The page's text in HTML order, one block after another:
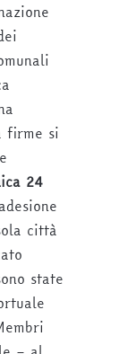
firme si
24
città
state